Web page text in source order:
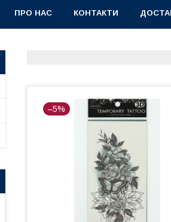
ПРО НАС КОНТАКТИ
–5%